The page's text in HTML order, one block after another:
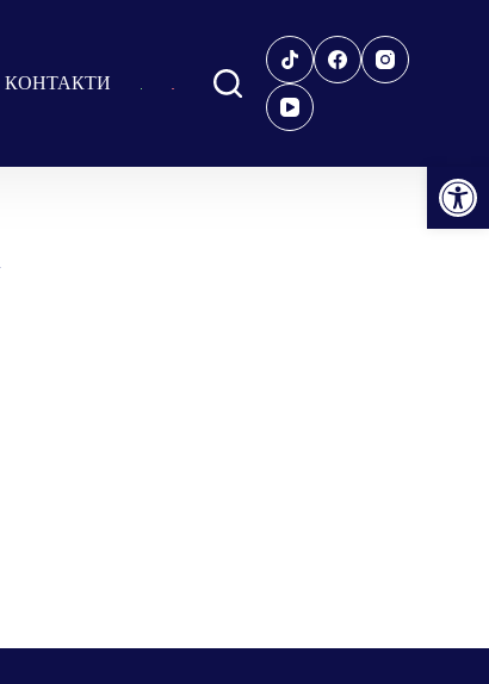
Відкрити Панель інструментів
КОНТАКТИ